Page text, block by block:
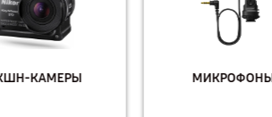
КАМЕРЫ МИКРОФОНЫ